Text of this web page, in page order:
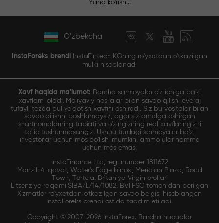
Yana ko'rish...
O'zbekcha
InstaForeks brendi InstaFintech KGning ro'yxatdan o'tkazilgan
mulki hisoblanadi
Xavf haqida ma'lumot: Barcha sarmoyalar o'z ichiga ba'zi
xavflarni oladi. Moliyaviy hosilalar bilan savdo qilish leveraj
tufayli tezda pul yo'qotish xavfini oshiradi. Siz bu vositalar bilan
savdo qilishni boshlamaysiz, agar siz amalga oshirgan
shartnomalarning tabiati va o'zingizning real xavflaringizni
to'liq tushunmasangiz. Ushbu turdagi sarmoyalar ba'zi
investorlar uchun mos bo'lishi mumkin, ammo ular hamma
uchun mos emas.
InstaFinance Ltd, reg. number 1811672
Manzil: 4-qavat, Water's Edge binosi, Meridian Plaza, Road
Town, Tortola, Britaniya Virgin orollari
Litsenziya raqami SIBA/L/14/1082, BVI FSC tomonidan berilgan
Xizmatlar ro'yxatdan o'tkazilgan savdo belgisi hisoblangan
InstaForeks brendi ostida taqdim etiladi.
Copyright © 2007-2026 InstaForex. Barcha huquqlar